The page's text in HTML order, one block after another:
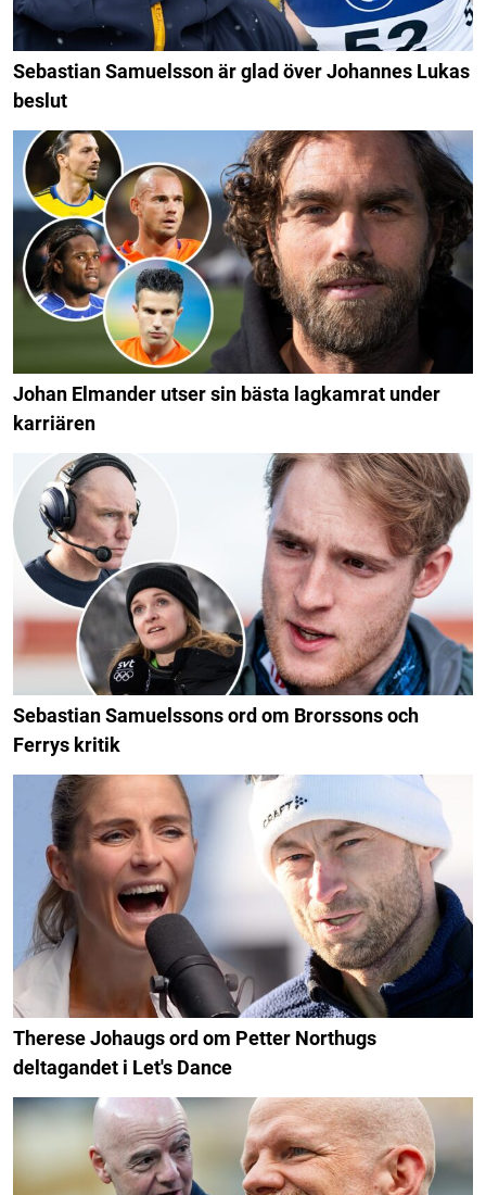
Sebastian Samuelsson är glad över Johannes Lukas
beslut
Johan Elmander utser sin bästa lagkamrat under
karriären
Sebastian Samuelssons ord om Brorssons och
Ferrys kritik
Therese Johaugs ord om Petter Northugs
deltagandet i Let's Dance